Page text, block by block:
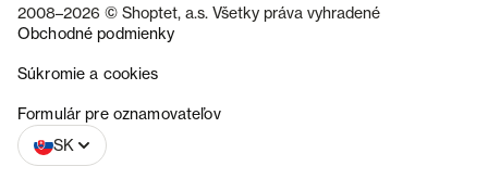
2008–2026 © Shoptet, a.s. Všetky práva vyhradené
Obchodné podmienky
Súkromie a cookies
Formulár pre oznamovateľov
SK